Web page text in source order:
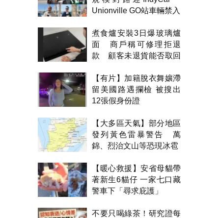
Unionville GO站車輛禁入
煮食爐安裝3日爆玻璃爐
面 商戶稱可修理拒退
款 顧客未退貨能否取回
【有片】加籍脫衣舞孃滯
留美國路遇攔檢 被搜出
12張假身份證
【大多區天氣】部分地區
發列黃色雷暴警告 萬
錦、烈治文山等恐現冰雹
【暖心救援】安省母貓帶
著新生6貓仔 一家七口藏
警車下「尋求庇護」
不要只喝綠茶！研究證每